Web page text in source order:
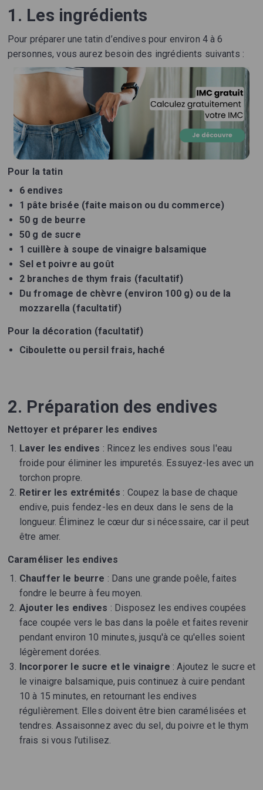
1. Les ingrédients
Pour préparer une tatin d’endives pour environ 4 à 6
personnes, vous aurez besoin des ingrédients suivants :
Pour la tatin
6 endives
1 pâte brisée (faite maison ou du commerce)
50 g de beurre
50 g de sucre
1 cuillère à soupe de vinaigre balsamique
Sel et poivre au goût
2 branches de thym frais (facultatif)
Du fromage de chèvre (environ 100 g) ou de la
mozzarella (facultatif)
Pour la décoration (facultatif)
Ciboulette ou persil frais, haché
2. Préparation des endives
Nettoyer et préparer les endives
Laver les endives : Rincez les endives sous l'eau
froide pour éliminer les impuretés. Essuyez-les avec un
torchon propre.
Retirer les extrémités : Coupez la base de chaque
endive, puis fendez-les en deux dans le sens de la
longueur. Éliminez le cœur dur si nécessaire, car il peut
être amer.
Caraméliser les endives
Chauffer le beurre : Dans une grande poêle, faites
fondre le beurre à feu moyen.
Ajouter les endives : Disposez les endives coupées
face coupée vers le bas dans la poêle et faites revenir
pendant environ 10 minutes, jusqu'à ce qu'elles soient
légèrement dorées.
Incorporer le sucre et le vinaigre : Ajoutez le sucre et
le vinaigre balsamique, puis continuez à cuire pendant
10 à 15 minutes, en retournant les endives
régulièrement. Elles doivent être bien caramélisées et
tendres. Assaisonnez avec du sel, du poivre et le thym
frais si vous l’utilisez.